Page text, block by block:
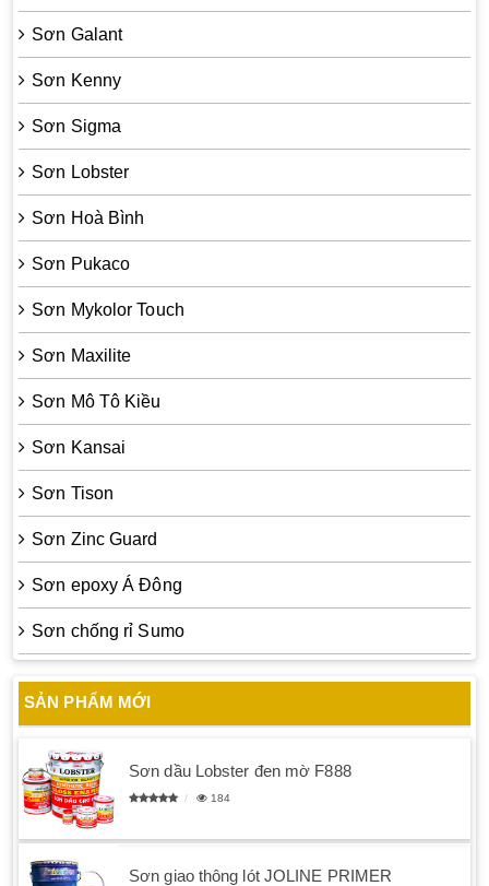
Sơn Galant
Sơn Kenny
Sơn Sigma
Sơn Lobster
Sơn Hoà Bình
Sơn Pukaco
Sơn Mykolor Touch
Sơn Maxilite
Sơn Mô Tô Kiều
Sơn Kansai
Sơn Tison
Sơn Zinc Guard
Sơn epoxy Á Đông
Sơn chống rỉ Sumo
SẢN PHẨM MỚI
Sơn dầu Lobster đen mờ F888
184
Sơn giao thông lót JOLINE PRIMER